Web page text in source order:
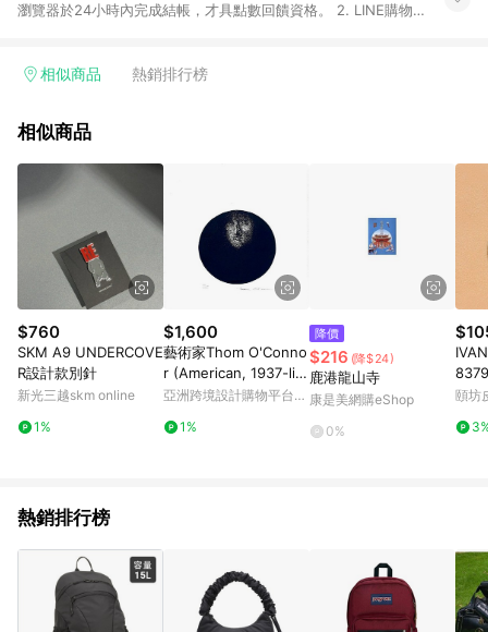
瀏覽器於24小時內完成結帳，才具點數回饋資格。 2. LINE購物
單，皆不在點數回饋範圍內。 3. 如購買以下類別商品，將無法獲
球嚴選、商城、專案商品、「草莓網」全館商品。 4. 如取消訂
回饋。 5. 點數回饋會扣除所有折扣優惠後之最終發票金額計算，
實際回饋請依LINE購物通知為主。 6. 訂單如有使用東森購物
ETMall站內之折扣優惠(包含但不限於東森幣、樂透金、東森現金
券等)，不具點數回饋資格。詳細請依東森購物ETMall之結帳頁面
顯示為準。 7. LINE購物設有「單一商品最高回饋點數」機制(特
殊活動時開放「回饋無上限」)，以同一訂單中同一商品不論件數
計算，並依訂單成立時間當下LINE購物所設定的回饋機制為準。
8. LINE購物為購物資訊整合性平台，商品資料更新會有時間差，
如顯示之商品規格、顏色、價位、贈品與東森購物ETMall銷售網
頁不符，以銷售網頁標示為準。 9. 若有贈點爭議，請務必於訂單
日期+180天以內至LINE購物客服洽詢；若超過180天(含)以上進
行申訴，恕無法贈點回饋。 10. 部分點數紅包僅限指定商品使
用，或不適用於無回饋商品。各點數紅包之適用商品與使用條件
相似商品 熱銷排行榜
相似商品
$760
SKM A9 UNDERCOVE
R設計款別針
新光三越skm online
1%
$1,600
藝術家Thom O'Conno
r (American, 1937-livi
ng) - 簽名版畫
亞洲跨境設計購物平台
1%
降價
$216 (降$24)
鹿港龍山寺
康是美網購eShop
0%
頤坊
熱銷排行榜